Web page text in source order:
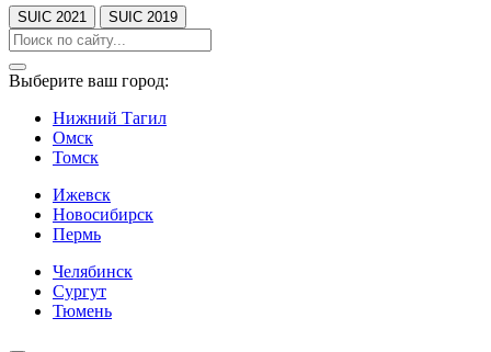
SUIC 2021 SUIC 2019
Выберите ваш город:
Нижний Тагил
Омск
Томск
Ижевск
Новосибирск
Пермь
Челябинск
Сургут
Тюмень